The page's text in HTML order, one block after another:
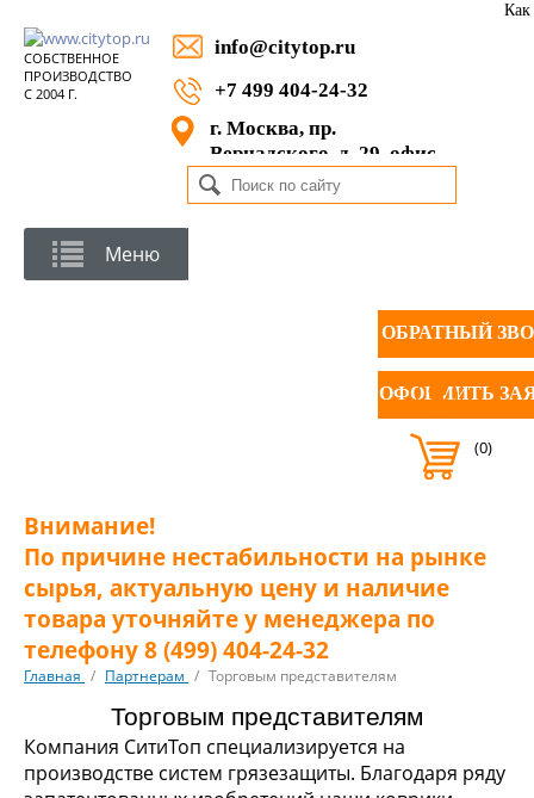
СОБСТВЕННОЕ
ПРОИЗВОДСТВО
С 2004 Г.
info@citytop.ru
+7 499 404-24-32
г. Москва, пр.
Вернадского, д. 29, офис
1105
Меню
ОБРАТНЫЙ
ОФОРМИТЬ
(0)
Внимание!
По причине нестабильности на рынке
сырья, актуальную цену и наличие
товара уточняйте у менеджера по
телефону 8 (499) 404-24-32
Главная / Партнерам / Торговым представителям
Торговым представителям
Компания СитиТоп специализируется на
производстве систем грязезащиты. Благодаря ряду
Как